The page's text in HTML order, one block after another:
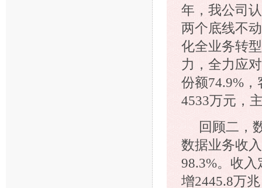
年，我公司
两个底线不
化全业务转
力，全力应
份额74.9%
4533万元，
回顾二，
数据业务收
98.3%。收
增2445.8万